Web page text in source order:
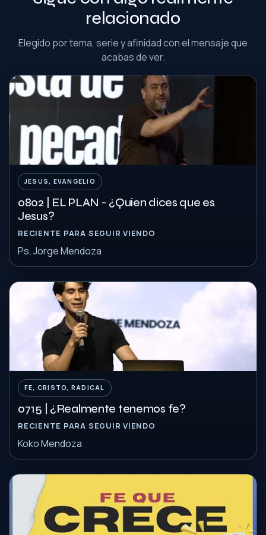
relacionado
Elegido por tema, serie y afinidad con el mensaje que
acabas de ver.
JESUS, EVANGELIO
0802 | EL PLAN - ¿Quien dices que es
Jesus?
RECIENTE PARA SEGUIR VIENDO
Ps. Jorge Mendoza
FE, CRISTO, RADICAL
0715 | ¿Realmente tenemos fe?
RECIENTE PARA SEGUIR VIENDO
Koko Mendoza